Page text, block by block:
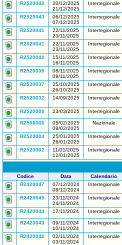
R2520045
20/12/2025
21/12/2025
Interregionale
R2520043
06/12/2025
07/12/2025
Interregionale
R2520041
22/11/2025
23/11/2025
Interregionale
R2520041
22/11/2025
23/11/2025
Interregionale
R2520040
15/11/2025
16/11/2025
Interregionale
R2520039
08/11/2025
09/11/2025
Interregionale
R2520037
25/10/2025
26/10/2025
Interregionale
R2520032 14/09/2025 Interregionale
R2520009
23/03/2025 Interregionale
N2506006
05/02/2025
09/02/2025
Nazionale
R2520004
25/01/2025
26/01/2025
Interregionale
R2520002
11/01/2025
12/01/2025
Interregionale
Codice Data Calendario
R2420047
07/12/2024
08/12/2024
Interregionale
R2420045
23/11/2024
24/11/2024
Interregionale
R2420044
17/11/2024 Interregionale
R2420043
09/11/2024
10/11/2024
Interregionale
R2420042
02/11/2024
03/11/2024
Interregionale